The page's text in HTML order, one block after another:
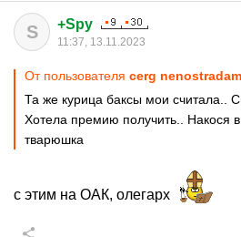
S +Spy
11:37, 13.11.2023
От пользователя cerg
Та же курица баксы мои считала..
Хотела премию получить.. Накося
тварюшка
с этим на ОАК, олегарх